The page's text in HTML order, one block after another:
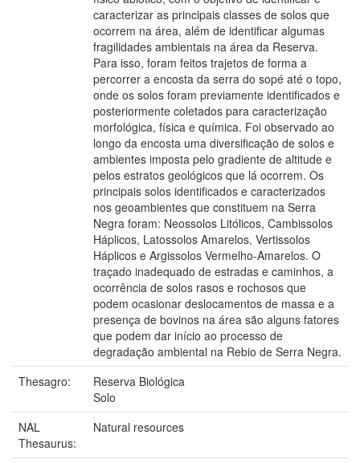
caracterizar as principais classes de solos que
ocorrem na área, além de identificar algumas
fragilidades ambientais na área da Reserva.
Para isso, foram feitos trajetos de forma a
percorrer a encosta da serra do sopé até o topo,
onde os solos foram previamente identificados e
posteriormente coletados para caracterização
morfológica, física e química. Foi observado ao
longo da encosta uma diversificação de solos e
ambientes imposta pelo gradiente de altitude e
pelos estratos geológicos que lá ocorrem. Os
principais solos identificados e caracterizados
nos geoambientes que constituem na Serra
Negra foram: Neossolos Litólicos, Cambissolos
Háplicos, Latossolos Amarelos, Vertissolos
Háplicos e Argissolos Vermelho-Amarelos. O
traçado inadequado de estradas e caminhos, a
ocorrência de solos rasos e rochosos que
podem ocasionar deslocamentos de massa e a
presença de bovinos na área são alguns fatores
que podem dar início ao processo de
degradação ambiental na Rebio de Serra Negra.
Thesagro:
Reserva Biológica
Solo
NAL
Thesaurus:
Natural resources